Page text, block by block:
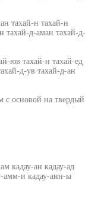
тахай-н тахай-н
тахай-д-аман тахай-д-
юв тахай-н тахай-ед
д-ув тахай-д-ан
основой на твердый
кадау-ан кадау-ад
амм-и кадау-анн-ы